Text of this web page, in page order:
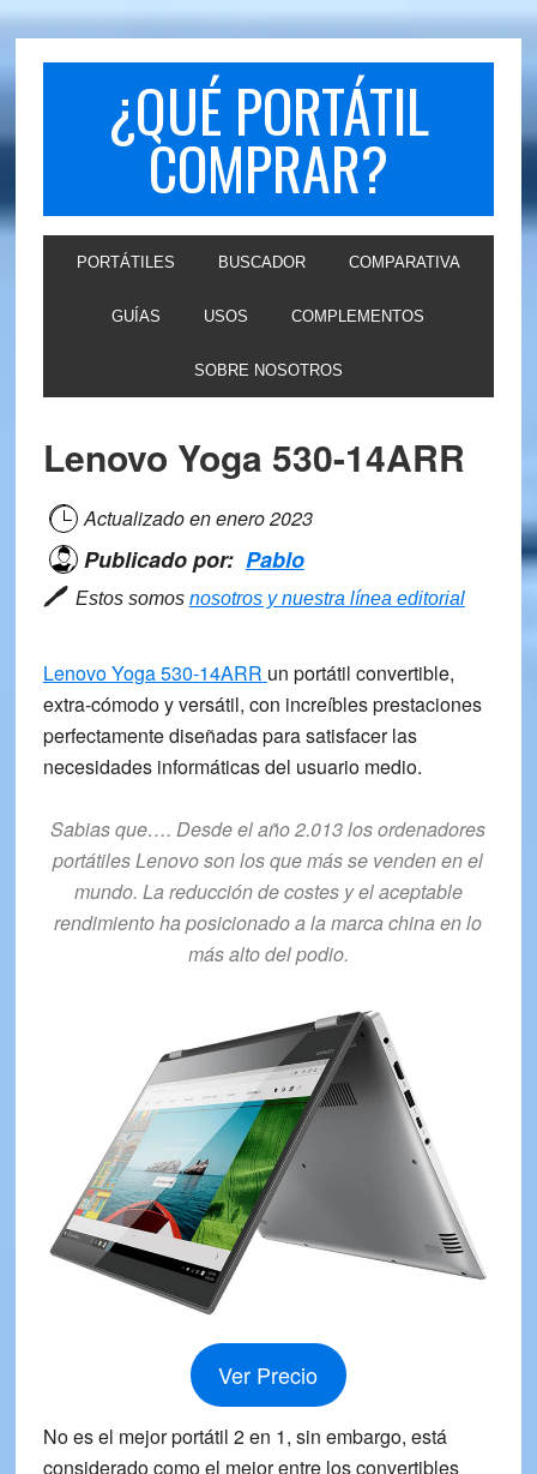
Skip
Skip
¿QUÉ PORTÁTIL
COMPRAR?
PORTÁTILES BUSCADOR COMPARATIVA
GUÍAS USOS COMPLEMENTOS
SOBRE NOSOTROS
Lenovo Yoga 530-14ARR
Actualizado enenero 2023
Publicado por: Pablo
🖊 Estos somos nosotros y nuestra línea editorial
Lenovo Yoga 530-14ARR un portátil convertible,
extra-cómodo y versátil, con increíbles prestaciones
perfectamente diseñadas para satisfacer las
necesidades informáticas del usuario medio.
Sabias que…. Desde el año 2.013 los ordenadores
portátiles Lenovo son los que más se venden en el
mundo. La reducción de costes y el aceptable
rendimiento ha posicionado a la marca china en lo
más alto del podio.
Ver Precio
No es el mejor portátil 2 en 1, sin embargo, está
considerado como el mejor entre los convertibles